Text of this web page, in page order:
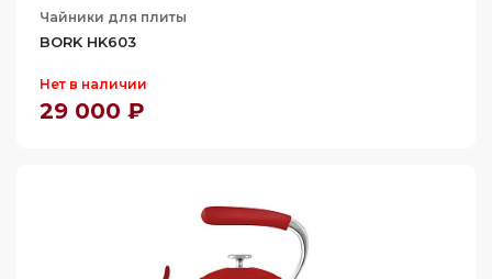
Чайники для плиты
BORK HK603
Нет в наличии
29 000 ₽